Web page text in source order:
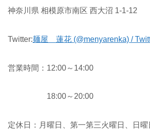
神奈川県 相模原市南区 西大沼 1-1-12
Twitter:麺屋 蓮花 (@menyarenka) /
営業時間：12:00～14:00
18:00～20:00
定休日：月曜日、第一第三火曜日、日曜